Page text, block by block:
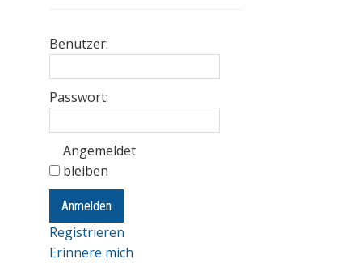
Benutzer:
Passwort:
Angemeldet
bleiben
Anmelden
Registrieren
Erinnere mich